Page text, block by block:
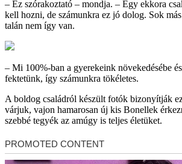
– Ez szórakoztató – mondja. – Egy ekkora
kell hozni, de számunkra ez jó dolog. Sok
talán nem így van.
– Mi 100%-ban a gyerekeink növekedésébe
fektetünk, így számunkra tökéletes.
A boldog családról készült fotók bizonyítják
várjuk, vajon hamarosan új kis Bonellek
szebbé tegyék az amúgy is teljes életüket.